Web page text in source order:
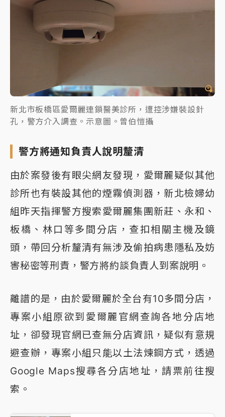
新北市板橋區愛爾麗連鎖醫美診所，遭控涉嫌裝設針
孔，警方介入調查。示意圖。曾伯愷攝
警方將通知負責人說明釐清
由於案發後有眼尖網友發現，愛爾麗疑似其他
診所也有裝設其他的煙霧偵測器，新北檢婦幼
組昨天指揮警方搜索愛爾麗集團新莊、永和、
板橋、林口等多間分店，查扣相關主機及鏡
頭，帶回分析釐清有無涉及偷拍病患隱私及妨
害秘密等刑責，警方將約談負責人到案說明。
離譜的是，由於愛爾麗於全台有10多間分店，
專案小組原欲到愛爾麗官網查詢各地分店地
址，卻發現官網已查無分店資訊，疑似有意規
避查辦，專案小組只能以土法煉鋼方式，透過
Google Maps搜尋各分店地址，請票前往搜
索。